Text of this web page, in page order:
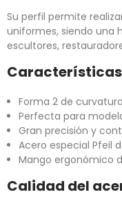
Su perfil permite
uniformes, siendo una
escultores,
Forma 2 de
Perfecta para
Gran precisión y
Acero especial Pfeil
Mango ergonómico
Calidad del